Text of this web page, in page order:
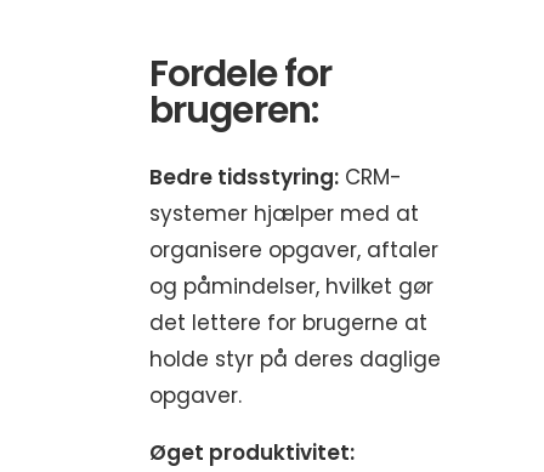
Fordele for
brugeren:
Bedre tidsstyring: CRM-
systemer hjælper med at
organisere opgaver, aftaler
og påmindelser, hvilket gør
det lettere for brugerne at
holde styr på deres daglige
opgaver.
Øget produktivitet: